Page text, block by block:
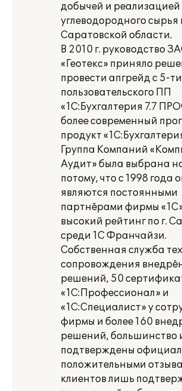
добычей и реализацией
углеводородного сырья
Саратовской области.
В 2010 г. руководство
«Геотекс» приняло
провести апгрейд с 5-ти
пользовательского ПП
«1С:Бухгалтерия 7.7
более современный
продукт
Группа Компаний
Аудит» была выбрана
потому, что с 1998 года
являются постоянными
партнёрами фирмы
высокий рейтинг по г.
среди 1С Франчайзи.
Собственная служба
сопровождения
решений, 50
«1С:Профессионал» и
«1С:Специалист» у
фирмы и более 160
решений, большинство
подтверждены
положительными
клиентов лишь